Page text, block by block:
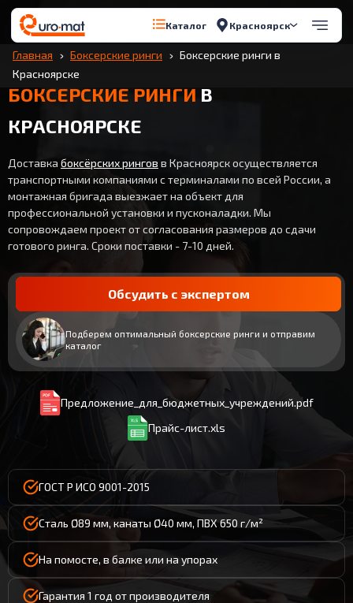
Каталог Красноярск
Главная Боксерские ринги
Боксерские ринги в
Красноярске
БОКСЕРСКИЕ РИНГИ В
КРАСНОЯРСКЕ
Доставка боксёрских рингов в Красноярск осуществляется
транспортными компаниями с терминалами по всей России, а
монтажная бригада выезжает на объект для
профессиональной установки и пусконаладки. Мы
сопровождаем проект от согласования размеров до сдачи
готового ринга. Сроки поставки - 7-10 дней.
Обсудить с экспертом
Подберем оптимальный боксерские ринги и отправим
каталог
Предложение_для_бюджетных_учреждений.pdf
Прайс-лист.xls
ГОСТ Р ИСО 9001-2015
Сталь Ø89 мм, канаты Ø40 мм, ПВХ 650 г/м²
На помосте, в балке или на упорах
Гарантия 1 год от производителя